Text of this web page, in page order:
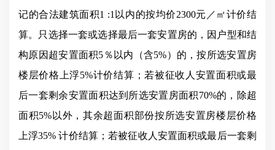
记的合法建筑面积1 :1以内的按均价2300元／㎡计价结
算。只选择一套或选择最后一套安置房的，因户型和结
构原因超安置面积5％以内（含5%）的，按所选安置房
楼层价格上浮5%计价结算；若被征收人安置面积或最
后一套剩余安置面积达到所选安置房面积70%的，除超
面积5%以外，其余超面积部份按所选安置房楼层价格
上浮35% 计价结算；若被征收人安置面积或最后一套剩